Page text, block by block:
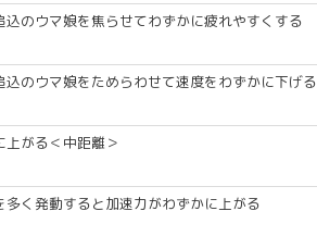
込のウマ娘を焦らせてわずかに疲れやすくする
込のウマ娘をためらわせて速度をわずかに下げる
上がる＜中距離＞
多く発動すると加速力がわずかに上がる